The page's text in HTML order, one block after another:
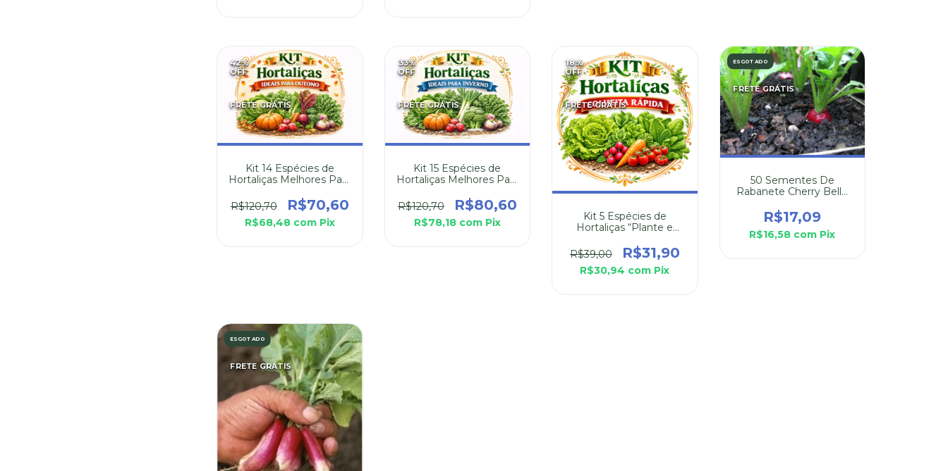
42%
OFF
FRETE GRÁTIS
Kit 14 Espécies de
Hortaliças Melhores Para
R$120,70
R$70,60
R$68,48 com Pix
33%
OFF
FRETE GRÁTIS
Kit 15 Espécies de
Hortaliças Melhores Para
R$120,70
R$80,60
R$78,18 com Pix
18%
OFF
FRETE GRÁTIS
Kit 5 Espécies de
Hortaliças “Plante e
R$39,00
R$31,90
R$30,94 com Pix
ESGOTADO
FRETE GRÁTIS
50 Sementes De
Rabanete Cherry Belle
R$17,09
R$16,58 com Pix
ESGOTADO
FRETE GRÁTIS